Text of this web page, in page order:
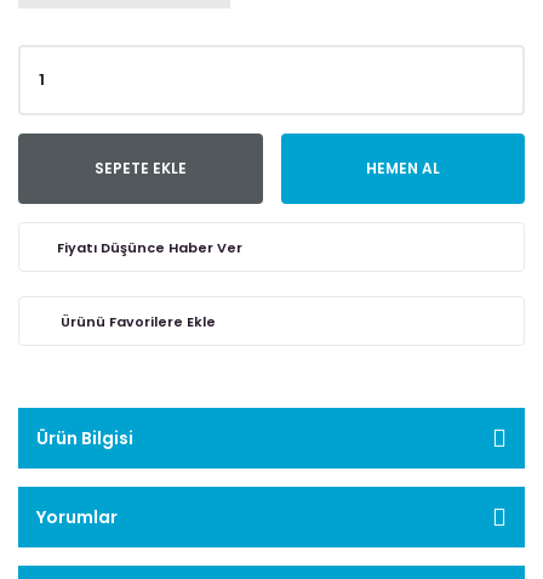
SEPETE EKLE HEMEN AL
Fiyatı Düşünce Haber Ver
Ürün Bilgisi
Yorumlar